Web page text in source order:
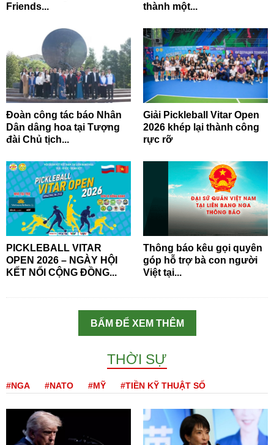
Friends...
thành một...
Đoàn công tác báo Nhân
Dân dâng hoa tại Tượng
đài Chủ tịch...
Giải Pickleball Vitar Open
2026 khép lại thành công
rực rỡ
PICKLEBALL VITAR
OPEN 2026 – NGÀY HỘI
KẾT NỐI CỘNG ĐỒNG...
Thông báo kêu gọi quyên
góp hỗ trợ bà con người
Việt tại...
BẤM ĐỂ XEM THÊM
THỜI SỰ
#NGA #NATO #MỸ #TIỀN KỸ THUẬT SỐ